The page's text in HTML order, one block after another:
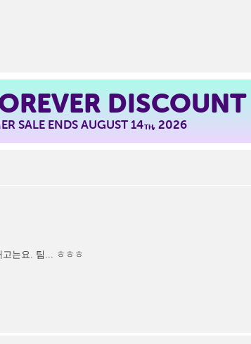
DISCOUNT
SALE ENDS AUGUST 14TH, 2026
는요. 팀... ㅎㅎㅎ